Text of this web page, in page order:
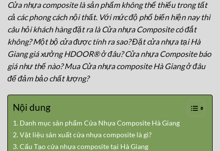
Cửa nhựa composite là sản phẩm không thể thiếu trong tất
cả các phong cách nội thất. Với mức độ phổ biến hiện nay thì
câu hỏi khách hàng đặt ra là Cửa nhựa Composite có đắt
không? Một bộ cửa được tính ra sao? Đặt cửa nhựa tại Hà
Giang giá xưởng HDOOR® ở đâu? Cửa nhựa Composite báo
giá như thế nào? Mua Cửa nhựa composite Hà Giang ở đâu
để đảm bảo chất lượng?
Nội dung
Danh mục sản phẩm Cửa Nhựa Composite Hà Giang
Vật liệu sản xuất cửa nhựa composite là gì?
Cấu Tạo cửa nhựa composite tại Hà Giang